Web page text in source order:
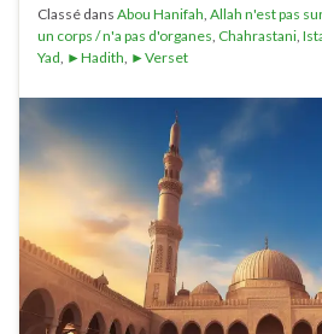
Classé dans Abou Hanifah, Allah n'est pas
un corps / n'a pas d'organes, Chahrastani,
Yad, ►Hadith, ►Verset